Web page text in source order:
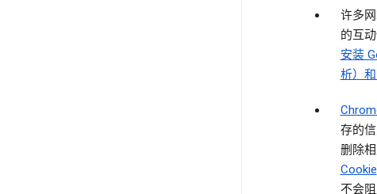
许多
的互
安装
析）
存的
删除
Cookie
不会